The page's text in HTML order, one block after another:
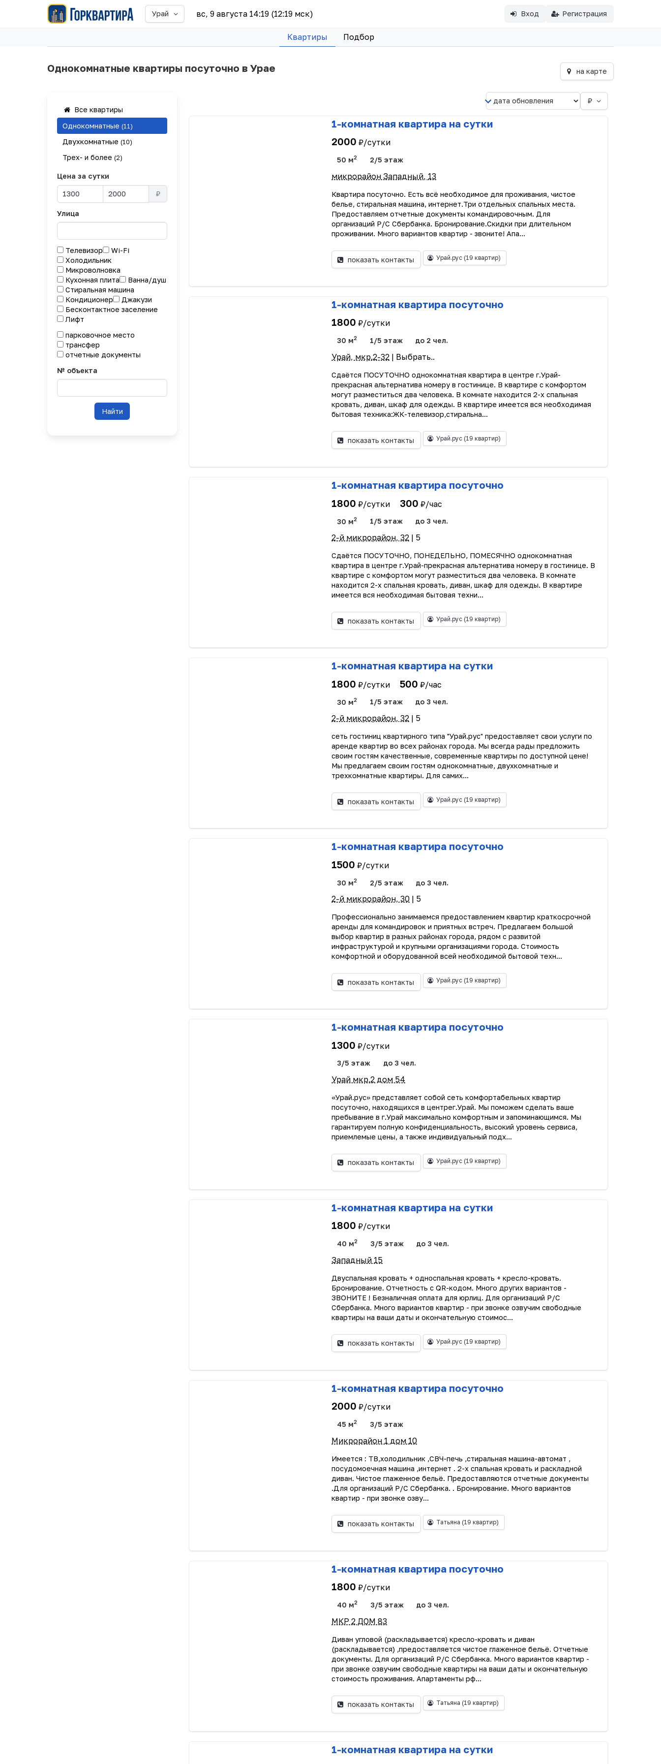
Урай вс, 9 августа 14:19 (12:19 мск) Вход Регистрация
Квартиры Подбор
Однокомнатные квартиры посуточно в Урае на карте
Все квартиры
Однокомнатные (11)
Двухкомнатные (10)
Трех- и более (2)
Цена за сутки
₽
Улица
Телевизор
Wi-Fi
Холодильник
Микроволновка
Кухонная плита
Ванна/душ
Стиральная машина
Кондиционер
Джакузи
Бесконтактное заселение
Лифт
парковочное место
трансфер
отчетные документы
№ объекта
₽
1-комнатная квартира на сутки
2000 ₽/сутки
50 м2 2/5 этаж
микрорайон Западный, 13
Квартира посуточно. Есть всё необходимое для проживания, чистое
белье, стиральная машина, интернет.Три отдельных спальных места.
Предоставляем отчетные документы командировочным. Для
организаций Р/С Сбербанка. Бронирование.Скидки при длительном
проживании. Много вариантов квартир - звоните! Апа...
показать контакты Урай.рус (19 квартир)
1-комнатная квартира посуточно
1800 ₽/сутки
30 м2 1/5 этаж до 2 чел.
Урай, мкр.2-32 | Выбрать..
Сдаётся ПОСУТОЧНО однокомнатная квартира в центре г.Урай-
прекрасная альтернатива номеру в гостинице. В квартире с комфортом
могут разместиться два человека. В комнате находится 2-х спальная
кровать, диван, шкаф для одежды. В квартире имеется вся необходимая
бытовая техника:ЖК-телевизор,стиральна...
показать контакты Урай.рус (19 квартир)
1-комнатная квартира посуточно
1800 ₽/сутки 300 ₽/час
30 м2 1/5 этаж до 3 чел.
2-й микрорайон, 32 | 5
Сдаётся ПОСУТОЧНО, ПОНЕДЕЛЬНО, ПОМЕСЯЧНО однокомнатная
квартира в центре г.Урай-прекрасная альтернатива номеру в гостинице. В
квартире с комфортом могут разместиться два человека. В комнате
находится 2-х спальная кровать, диван, шкаф для одежды. В квартире
имеется вся необходимая бытовая техни...
показать контакты Урай.рус (19 квартир)
1-комнатная квартира на сутки
1800 ₽/сутки 500 ₽/час
30 м2 1/5 этаж до 3 чел.
2-й микрорайон, 32 | 5
сеть гостиниц квартирного типа "Урай.рус" предоставляет свои услуги по
аренде квартир во всех районах города. Мы всегда рады предложить
своим гостям качественные, современные квартиры по доступной цене!
Мы предлагаем своим гостям однокомнатные, двухкомнатные и
трехкомнатные квартиры. Для самих...
показать контакты Урай.рус (19 квартир)
1-комнатная квартира посуточно
1500 ₽/сутки
30 м2 2/5 этаж до 3 чел.
2-й микрорайон, 30 | 5
Профессионально занимаемся предоставлением квартир краткосрочной
аренды для командировок и приятных встреч. Предлагаем большой
выбор квартир в разных районах города, рядом с развитой
инфраструктурой и крупными организациями города. Стоимость
комфортной и оборудованной всей необходимой бытовой техн...
показать контакты Урай.рус (19 квартир)
1-комнатная квартира посуточно
1300 ₽/сутки
3/5 этаж до 3 чел.
Урай мкр.2 дом 54
«Урай.рус» представляет собой сеть комфортабельных квартир
посуточно, находящихся в центрег.Урай. Мы поможем сделать ваше
пребывание в г.Урай максимально комфортным и запоминающимся. Мы
гарантируем полную конфиденциальность, высокий уровень сервиса,
приемлемые цены, а также индивидуальный подх...
показать контакты Урай.рус (19 квартир)
1-комнатная квартира на сутки
1800 ₽/сутки
40 м2 3/5 этаж до 3 чел.
Западный 15
Двуспальная кровать + односпальная кровать + кресло-кровать.
Бронирование. Отчетность с QR-кодом. Много других вариантов -
ЗВОНИТЕ ! Безналичная оплата для юрлиц. Для организаций Р/С
Сбербанка. Много вариантов квартир - при звонке озвучим свободные
квартиры на ваши даты и окончательную стоимос...
показать контакты Урай.рус (19 квартир)
1-комнатная квартира посуточно
2000 ₽/сутки
45 м2 3/5 этаж
Микрорайон 1 дом 10
Имеется : ТВ,холодильник ,СВЧ-печь ,стиральная машина-автомат ,
посудомоечная машина ,интернет . 2-х спальная кровать и раскладной
диван. Чистое глаженное бельё. Предоставляются отчетные документы
.Для организаций Р/С Сбербанка. . Бронирование. Много вариантов
квартир - при звонке озву...
показать контакты Татьяна (19 квартир)
1-комнатная квартира посуточно
1800 ₽/сутки
40 м2 3/5 этаж до 3 чел.
МКР 2 ДОМ 83
Диван угловой (раскладывается) кресло-кровать и диван
(раскладывается) ,предоставляется чистое глаженное бельё. Отчетные
документы. Для организаций Р/С Сбербанка. Много вариантов квартир -
при звонке озвучим свободные квартиры на ваши даты и окончательную
стоимость проживания. Апартаменты рф...
показать контакты Татьяна (19 квартир)
1-комнатная квартира на сутки